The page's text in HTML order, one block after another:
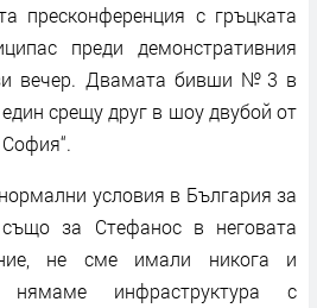
пресконференция с гръцката
преди демонстративния
вечер. Двамата бивши №3 в
срещу друг в шоу двубой от
условия в България за
за Стефанос в неговата
не сме имали никога и
инфраструктура с